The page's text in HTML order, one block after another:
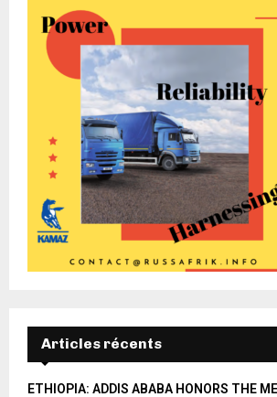
Articles récents
ETHIOPIA: ADDIS ABABA HONORS THE